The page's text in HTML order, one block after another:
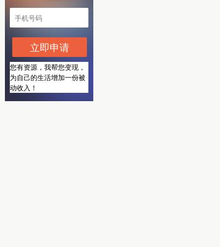
立即申请
您有资源，我帮您变现，
为自己的生活增加一份被
动收入！